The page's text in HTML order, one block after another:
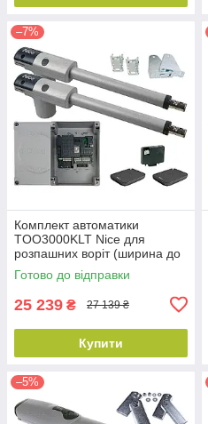
–7%
Комплект автоматики
TOO3000KLT Nice для
розпашних воріт (ширина до
6 м)
Готово до відправки
25 239 ₴ 27 139 ₴
Купити
–5%